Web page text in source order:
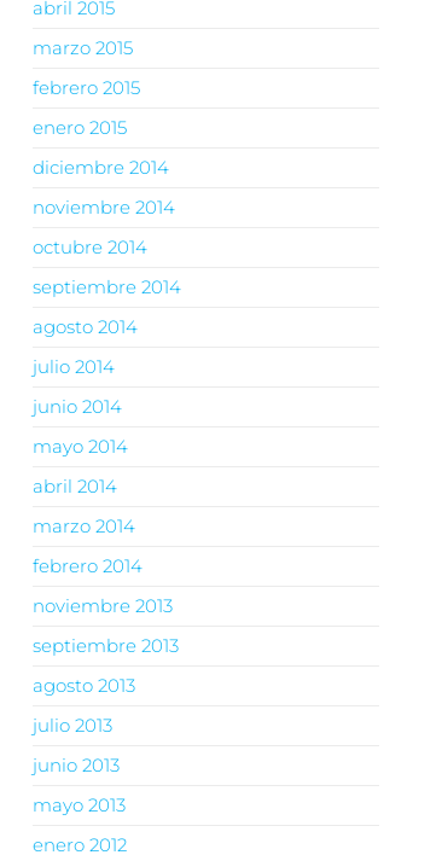
abril 2015
marzo 2015
febrero 2015
enero 2015
diciembre 2014
noviembre 2014
octubre 2014
septiembre 2014
agosto 2014
julio 2014
junio 2014
mayo 2014
abril 2014
marzo 2014
febrero 2014
noviembre 2013
septiembre 2013
agosto 2013
julio 2013
junio 2013
mayo 2013
enero 2012